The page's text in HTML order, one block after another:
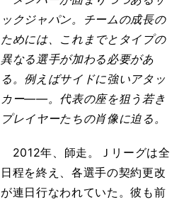
ックジャパン。チームの成長の
ためには、これまでとタイプの
異なる選手が加わる必要があ
る。例えばサイドに強いアタッ
カー――。代表の座を狙う若き
プレイヤーたちの肖像に迫る。
2012年、師走。Ｊリーグは全
日程を終え、各選手の契約更改
が連日行なわれていた。彼も前